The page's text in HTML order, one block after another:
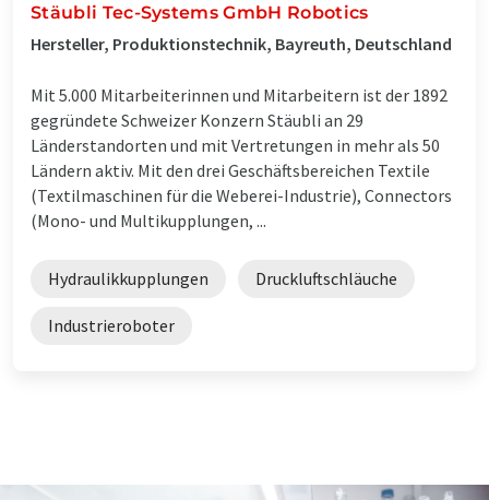
Stäubli Tec-Systems GmbH Robotics
Hersteller, Produktionstechnik, Bayreuth, Deutschland
Mit 5.000 Mitarbeiterinnen und Mitarbeitern ist der 1892
gegründete Schweizer Konzern Stäubli an 29
Länderstandorten und mit Vertretungen in mehr als 50
Ländern aktiv. Mit den drei Geschäftsbereichen Textile
(Textilmaschinen für die Weberei-Industrie), Connectors
(Mono- und Multikupplungen, ...
Hydraulikkupplungen Druckluftschläuche
Industrieroboter